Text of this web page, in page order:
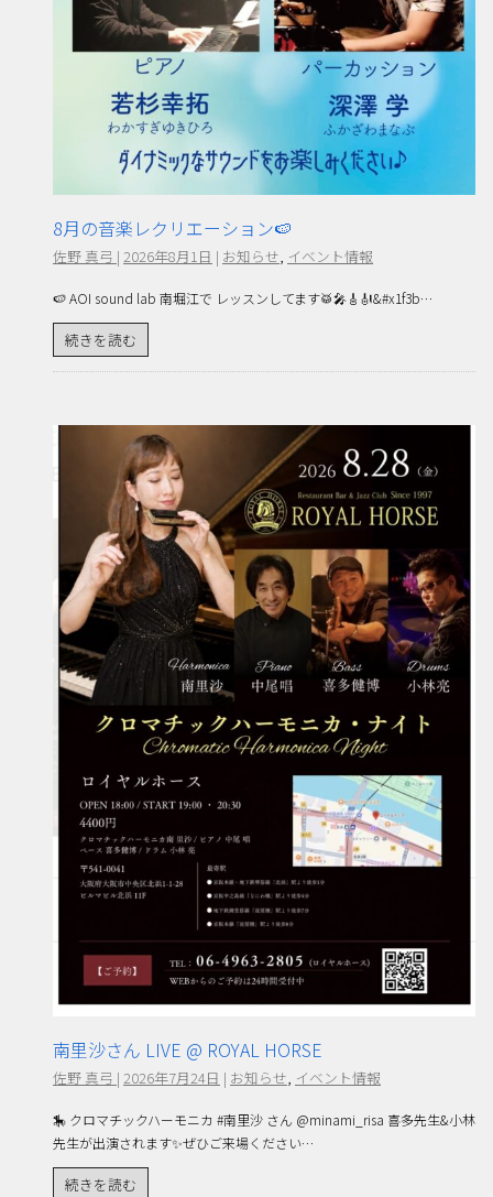
8月の音楽レクリエーション🍉
佐野 真弓 | 2026年8月1日 | お知らせ, イベント情報
🍉 AOI sound lab 南堀江で レッスンしてます🥁🎤🎸🎻&#x1f3b…
続きを読む
南里沙さん LIVE @ ROYAL HORSE
佐野 真弓 | 2026年7月24日 | お知らせ, イベント情報
🎠 クロマチックハーモニカ #南里沙 さん @minami_risa 喜多先生&小林
先生が出演されます✨ぜひご来場ください…
続きを読む